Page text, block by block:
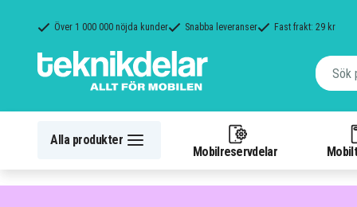
Över 1 000 000 nöjda kunder Snabba leveranser Fast frakt: 29 kr
Alla produkter
Mobilreservdelar